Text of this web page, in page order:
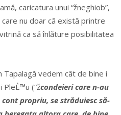
caricatura unui “žneghiob”,
care nu doar că există printre
ca să înlăture posibilitatea
Tapalagă vedem cât de bine i
(“žcondeieri care n-au
propriu, se străduiesc să-